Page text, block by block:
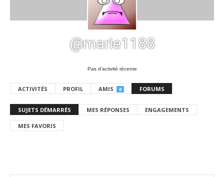
@marie1188
Pas d’activité récente
ACTIVITÉS PROFIL AMIS 0 FORUMS
SUJETS DÉMARRÉS MES RÉPONSES ENGAGEMENTS
MES FAVORIS